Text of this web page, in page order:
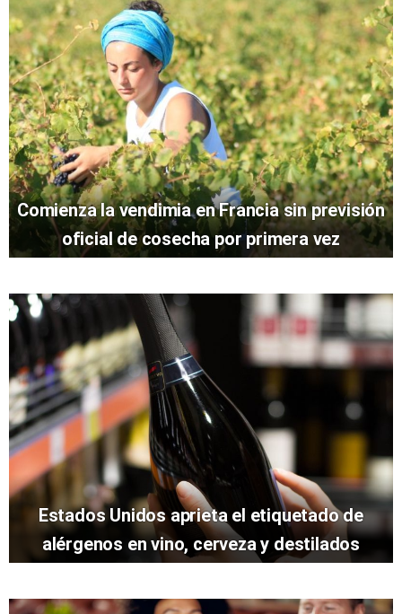
Comienza la vendimia en Francia sin previsión
oficial de cosecha por primera vez
Estados Unidos aprieta el etiquetado de
alérgenos en vino, cerveza y destilados